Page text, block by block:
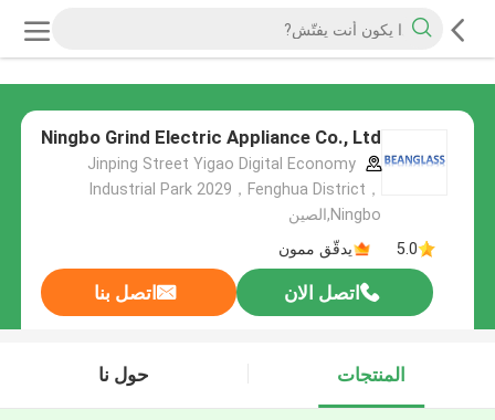
Ningbo Grind Electric Appliance Co., Ltd
Jinping Street Yigao Digital Economy
Industrial Park 2029，Fenghua District，
Ningbo,الصين
5.0
يدقّق ممون
اتصل الان اتصل بنا
المنتجات حول نا